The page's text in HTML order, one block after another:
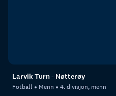
Larvik Turn - Nøtterøy
Fotball Menn 4. divisjon, menn